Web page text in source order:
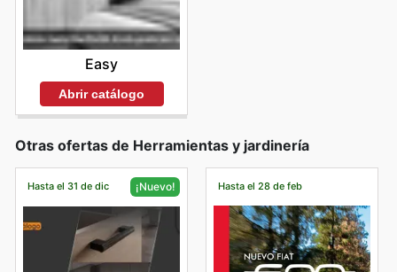
Easy
Abrir catálogo
Otras ofertas de Herramientas y jardinería
Hasta el 31 de dic ¡Nuevo! Hasta el 28 de feb